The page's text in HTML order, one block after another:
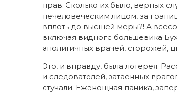
прав. Сколько их было, верных
нечеловеческим лицом, за
вплоть до высшей меры?! А
включая видного большевика
аполитичных врачей, сторожей,
Это, и вправду, была лотерея.
и следователей, затаённых
стучали. Еженощная паника,